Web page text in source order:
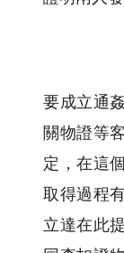
要成立通
關物證等
定，在這
取得過程
立達在此